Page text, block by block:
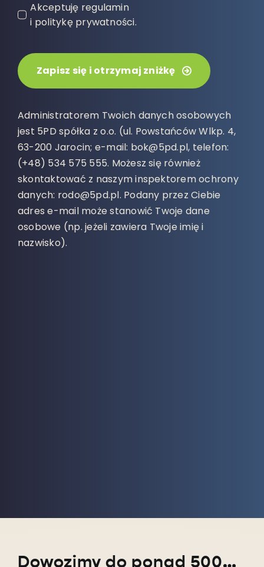
Akceptuję regulamin
i politykę prywatności.
Zapisz się i otrzymaj zniżkę
Administratorem Twoich danych osobowych
jest 5PD spółka z o.o. (ul. Powstańców Wlkp. 4,
63-200 Jarocin; e-mail: bok@5pd.pl, telefon:
(+48) 534 575 555. Możesz się również
skontaktować z naszym inspektorem ochrony
danych: rodo@5pd.pl. Podany przez Ciebie
adres e-mail może stanowić Twoje dane
osobowe (np. jeżeli zawiera Twoje imię i
nazwisko).
Dowozimy do ponad 5000 miejscowości w całym kraju!